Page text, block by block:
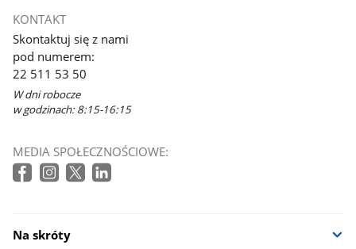
KONTAKT
Skontaktuj się z nami
pod numerem:
22 511 53 50
W dni robocze
w godzinach: 8:15-16:15
MEDIA SPOŁECZNOŚCIOWE:
Na skróty